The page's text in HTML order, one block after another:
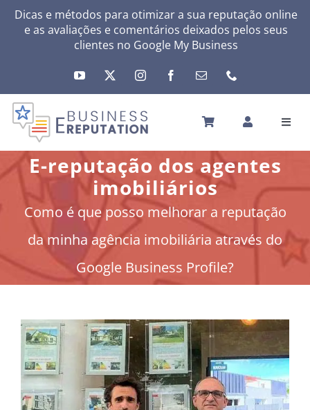
SkipDicas e métodos para otimizar a sua reputação online
e as avaliações e comentários deixados pelos seus
clientes no Google My Business
INÍCIO
A SUA REPUTAÇÃO
A SUA ATIVIDADE
MEUS SERVIÇOS
OUTRAS SOLUÇÕES
NEWS
CONTACTO
CAIXA
A MINHA CONTA
SEARCH
E-reputação dos agentes
imobiliários
Como é que posso melhorar a reputação
da minha agência imobiliária através do
Google Business Profile?